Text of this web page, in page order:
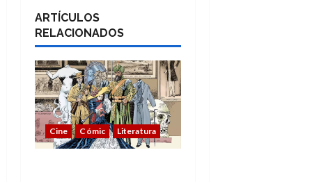
ARTÍCULOS
RELACIONADOS
Cine Cómic Literatura